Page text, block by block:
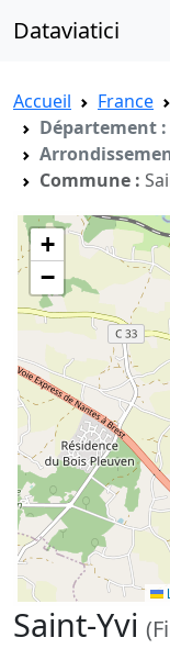
Dataviatici
Accueil France
Département :
Commune :
+
−
Saint-Yvi